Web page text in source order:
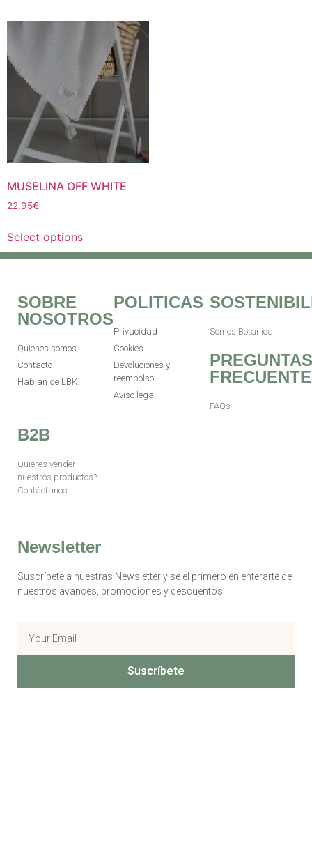
MUSELINA OFF WHITE
22.95€
Select options
SOBRE
NOSOTROS
Quienes somos
Contacto
Hablan de LBK.
POLITICAS
Privacidad
Cookies
Devoluciones y
reembolso
Aviso legal
Somos Botanical
PREGUNTAS
FAQs
B2B
Quieres vender
nuestros productos?
Contáctanos.
Newsletter
Suscríbete a nuestras Newsletter y se el primero en enterarte de
nuestros avances, promociones y descuentos.
Suscríbete